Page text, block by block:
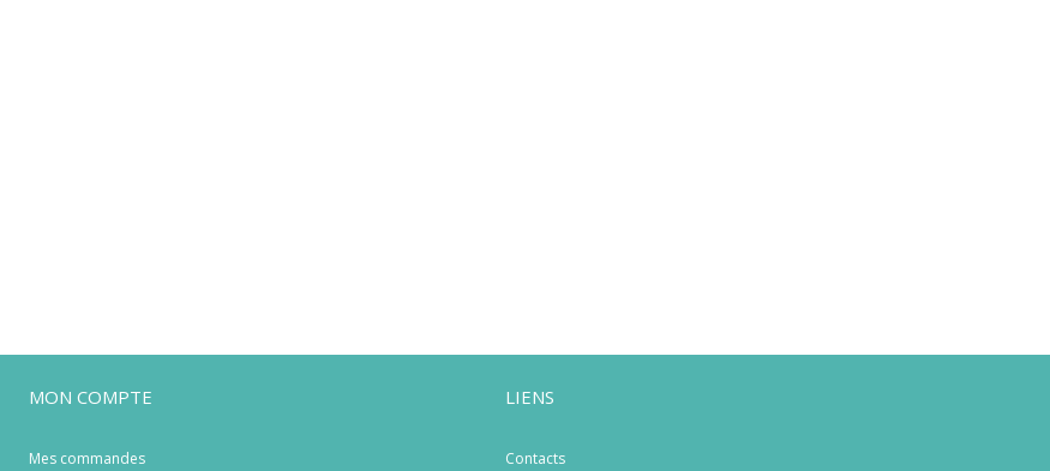
MON COMPTE
Mes commandes
LIENS
Contacts